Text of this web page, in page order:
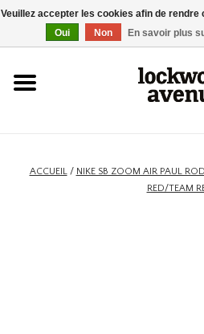
ACCUEIL
NOUVEAU
ACCUEIL/ NIKE SB ZOOM AIR PAUL
RED/TEAM
Veuillez accepter les cookies afin de
Oui
Non En savoir plus